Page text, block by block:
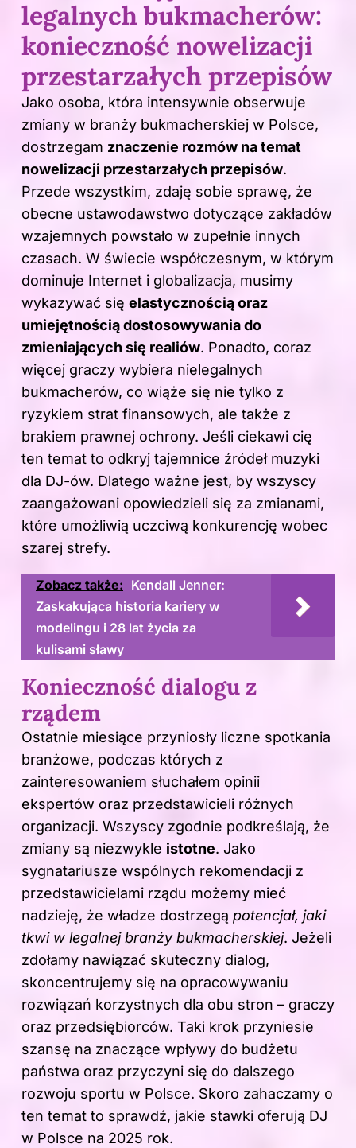
legalnych bukmacherów:
konieczność nowelizacji
przestarzałych przepisów
Jako osoba, która intensywnie obserwuje
zmiany w branży bukmacherskiej w Polsce,
dostrzegam znaczenie rozmów na temat
nowelizacji przestarzałych przepisów.
Przede wszystkim, zdaję sobie sprawę, że
obecne ustawodawstwo dotyczące zakładów
wzajemnych powstało w zupełnie innych
czasach. W świecie współczesnym, w którym
dominuje Internet i globalizacja, musimy
wykazywać się elastycznością oraz
umiejętnością dostosowywania do
zmieniających się realiów. Ponadto, coraz
więcej graczy wybiera nielegalnych
bukmacherów, co wiąże się nie tylko z
ryzykiem strat finansowych, ale także z
brakiem prawnej ochrony. Jeśli ciekawi cię
ten temat to odkryj tajemnice źródeł muzyki
dla DJ-ów. Dlatego ważne jest, by wszyscy
zaangażowani opowiedzieli się za zmianami,
które umożliwią uczciwą konkurencję wobec
szarej strefy.
Zobacz także: Kendall Jenner:
Zaskakująca historia kariery w
modelingu i 28 lat życia za
kulisami sławy
Konieczność dialogu z
rządem
Ostatnie miesiące przyniosły liczne spotkania
branżowe, podczas których z
zainteresowaniem słuchałem opinii
ekspertów oraz przedstawicieli różnych
organizacji. Wszyscy zgodnie podkreślają, że
zmiany są niezwykle istotne. Jako
sygnatariusze wspólnych rekomendacji z
przedstawicielami rządu możemy mieć
nadzieję, że władze dostrzegą potencjał, jaki
tkwi w legalnej branży bukmacherskiej. Jeżeli
zdołamy nawiązać skuteczny dialog,
skoncentrujemy się na opracowywaniu
rozwiązań korzystnych dla obu stron – graczy
oraz przedsiębiorców. Taki krok przyniesie
szansę na znaczące wpływy do budżetu
państwa oraz przyczyni się do dalszego
rozwoju sportu w Polsce. Skoro zahaczamy o
ten temat to sprawdź, jakie stawki oferują DJ
w Polsce na 2025 rok.